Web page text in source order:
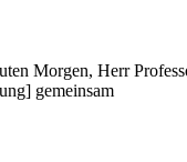
Morgen, Herr
gemeinsam